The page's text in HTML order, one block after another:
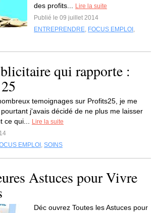
des profits...
Lire la suite
Publié le 09 juillet 2014
ENTREPRENDRE, FOCUS EMPLOI ,
qui rapporte :
temoignages sur Profits25, je me
j'avais décidé de ne plus me laisser
ce qui...
Lire la suite
EMPLOI , SOINS
Astuces pour Vivre
Déc ouvrez Toutes les Astuces pour